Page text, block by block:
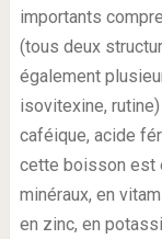
importants
(tous deux
également
isovitexine,
caféique, acide
cette boisson est
minéraux, en
en zinc, en